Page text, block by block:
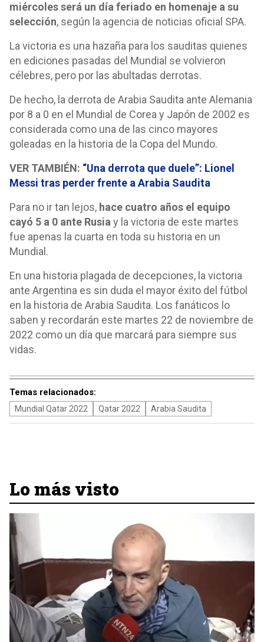
miércoles será un día feriado en homenaje a su
selección, según la agencia de noticias oficial SPA.
La victoria es una hazaña para los sauditas quienes
en ediciones pasadas del Mundial se volvieron
célebres, pero por las abultadas derrotas.
De hecho, la derrota de Arabia Saudita ante Alemania
por 8 a 0 en el Mundial de Corea y Japón de 2002 es
considerada como una de las cinco mayores
goleadas en la historia de la Copa del Mundo.
VER TAMBIÉN: “Una derrota que duele”: Lionel
Messi tras perder frente a Arabia Saudita
Para no ir tan lejos, hace cuatro años el equipo
cayó 5 a 0 ante Rusia y la victoria de este martes
fue apenas la cuarta en toda su historia en un
Mundial.
En una historia plagada de decepciones, la victoria
ante Argentina es sin duda el mayor éxito del fútbol
en la historia de Arabia Saudita. Los fanáticos lo
saben y recordarán este martes 22 de noviembre de
2022 como un día que marcará para siempre sus
vidas.
Temas relacionados:
Mundial Qatar 2022 Qatar 2022 Arabia Saudita
Lo más visto